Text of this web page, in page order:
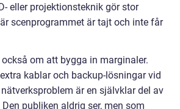
eller projektionsteknik gör stor
scenprogrammet är tajt och inte får
om att bygga in marginaler.
kablar och backup-lösningar vid
är en självklar del av
publiken aldrig ser, men som